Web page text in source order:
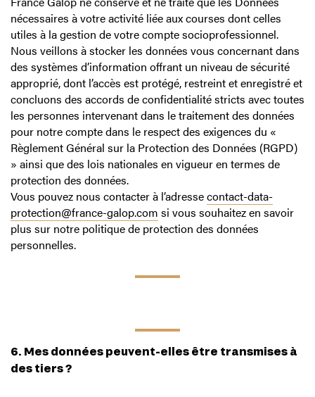
nécessaires à votre activité liée aux courses dont celles
utiles à la gestion de votre compte socioprofessionnel.
Nous veillons à stocker les données vous concernant dans
des systèmes d’information offrant un niveau de sécurité
approprié, dont l’accès est protégé, restreint et enregistré et
concluons des accords de confidentialité stricts avec toutes
les personnes intervenant dans le traitement des données
pour notre compte dans le respect des exigences du «
Règlement Général sur la Protection des Données (RGPD)
» ainsi que des lois nationales en vigueur en termes de
protection des données.
Vous pouvez nous contacter à l’adressecontact-data-
protection@france-galop.com si vous souhaitez en savoir
plus sur notre politique de protection des données
personnelles.
6. Mes données peuvent-elles être transmises à
des tiers ?